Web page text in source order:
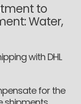
to
Water,
with DHL
for the